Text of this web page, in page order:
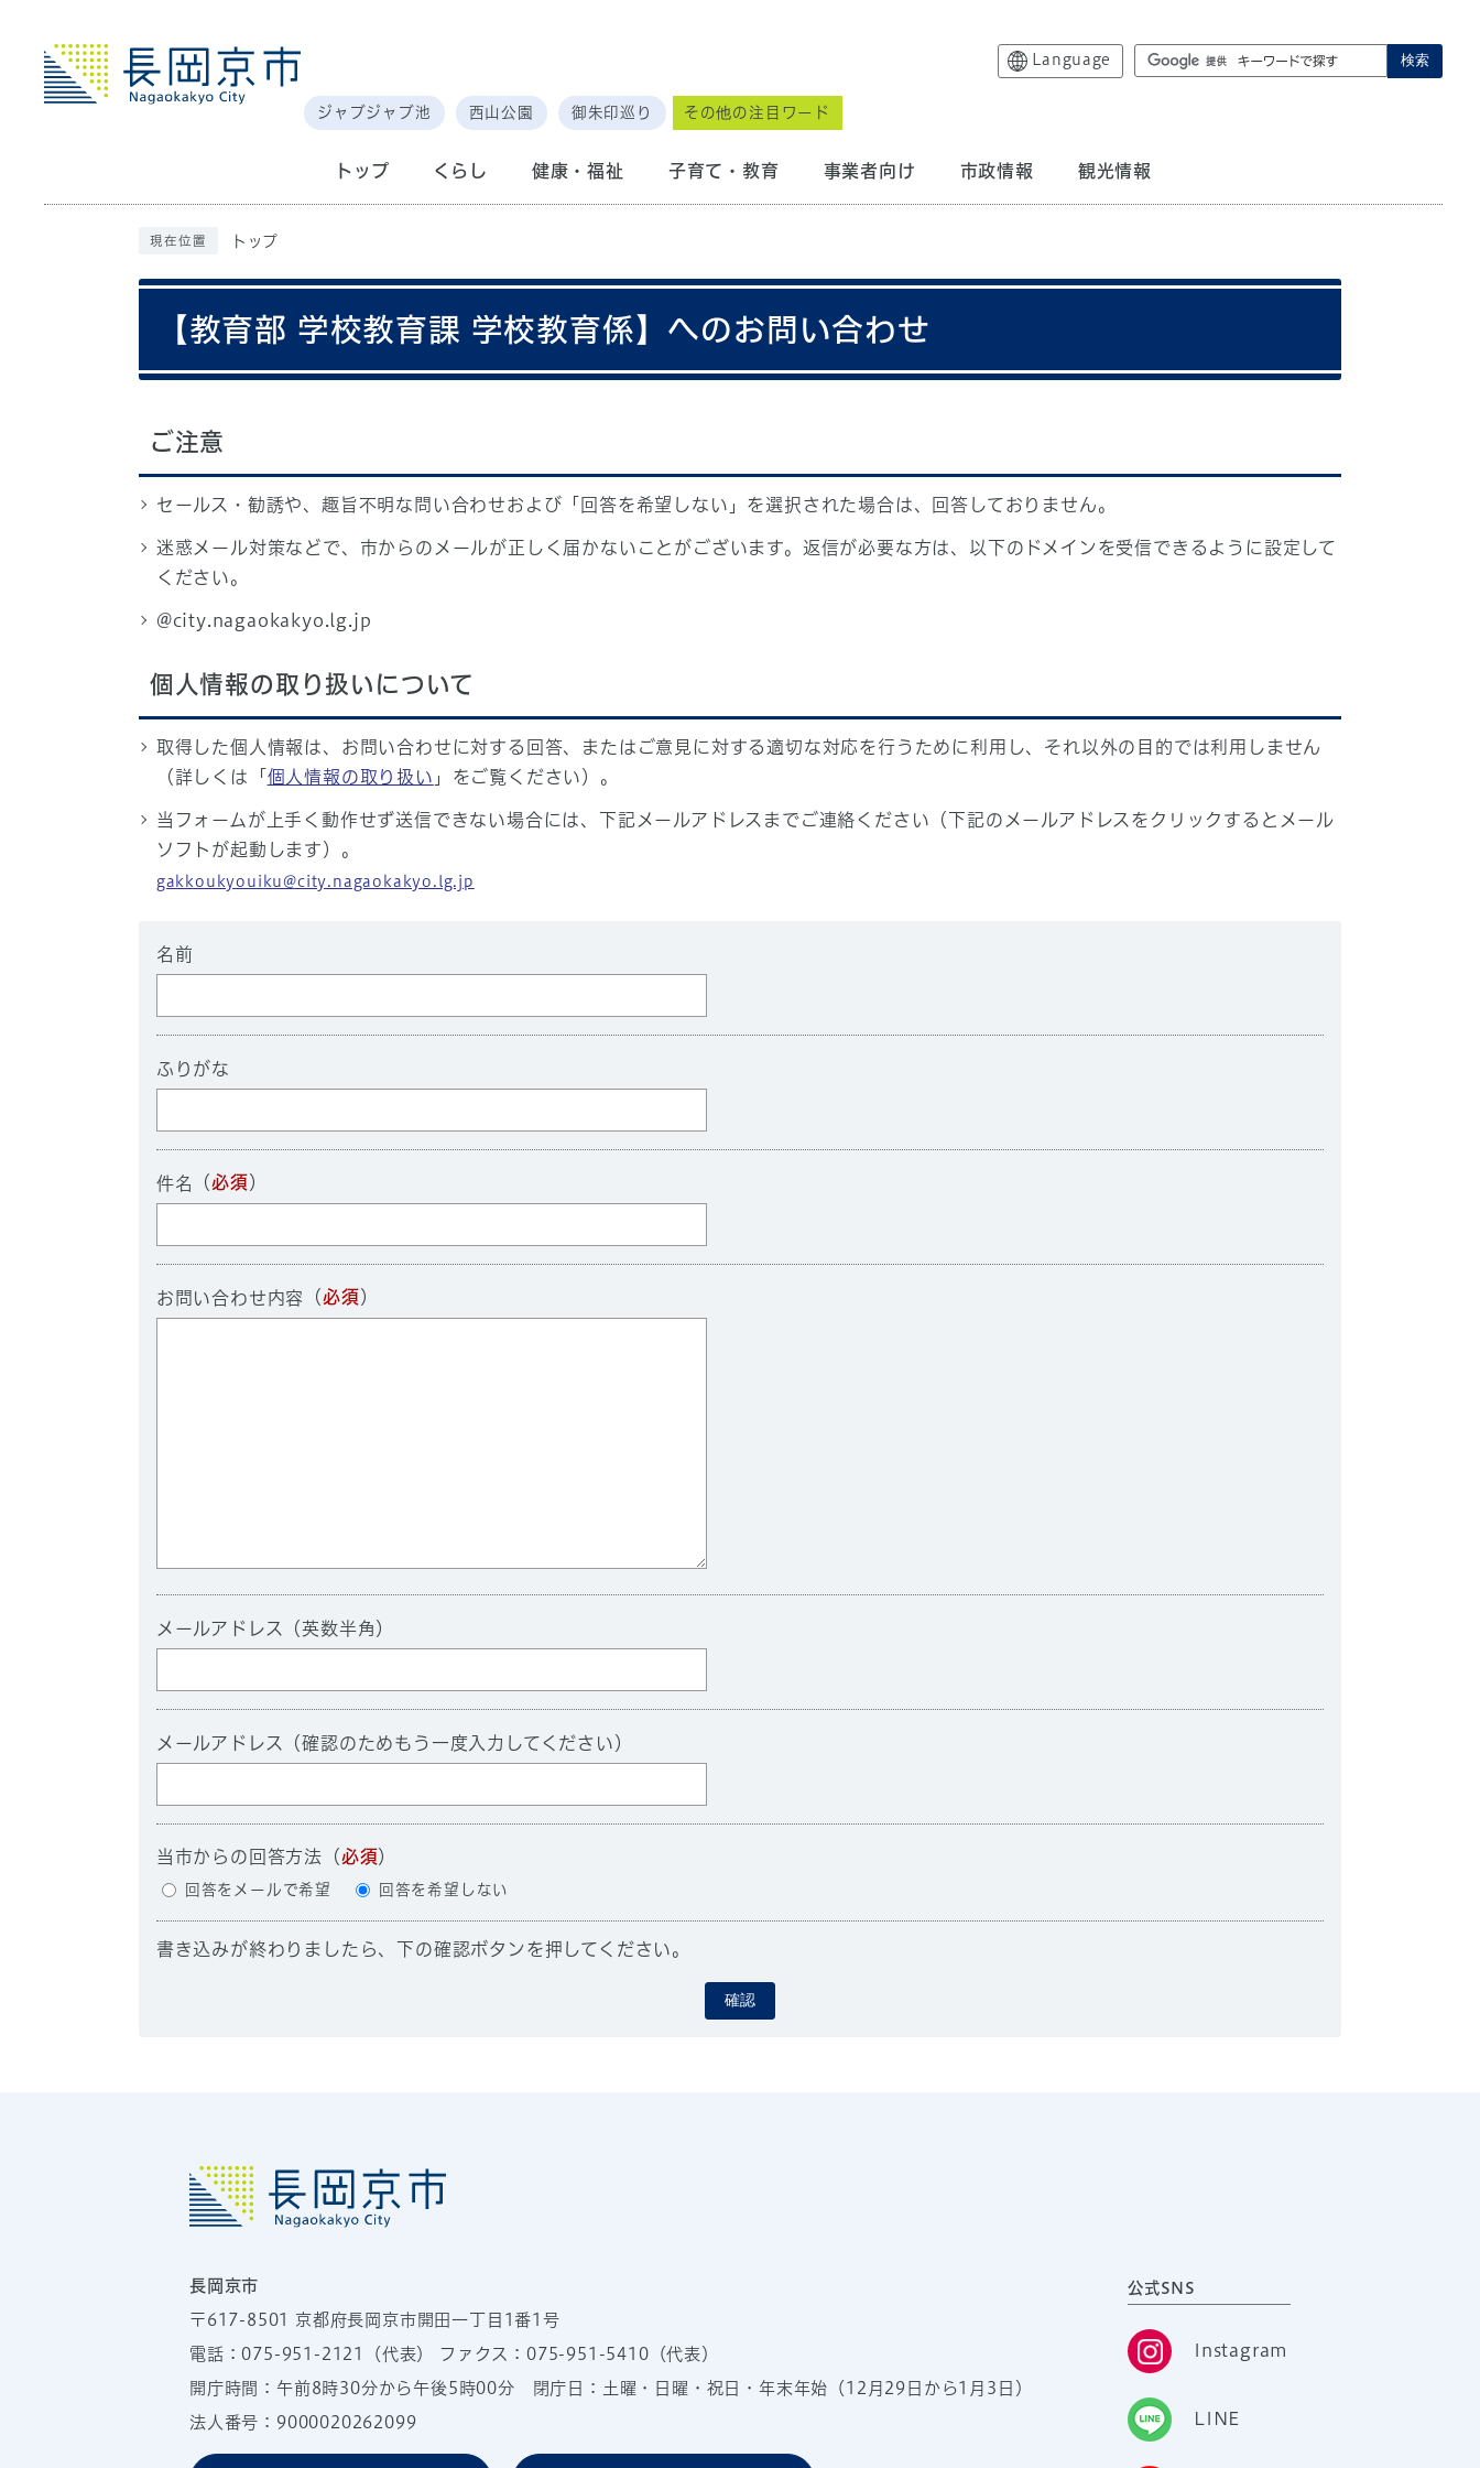
Language 検索
ジャブジャブ池 西山公園 御朱印巡り その他の注目ワード
トップ くらし 健康・福祉 子育て・教育 事業者向け 市政情報 観光情報
現在位置 トップ
【教育部 学校教育課 学校教育係】へのお問い合わせ
ご注意
セールス・勧誘や、趣旨不明な問い合わせおよび「回答を希望しない」を選択された場合は、回答しておりません。
迷惑メール対策などで、市からのメールが正しく届かないことがございます。返信が必要な方は、以下のドメインを受信できるように設定して
ください。
@city.nagaokakyo.lg.jp
個人情報の取り扱いについて
取得した個人情報は、お問い合わせに対する回答、またはご意見に対する適切な対応を行うために利用し、それ以外の目的では利用しません
（詳しくは「 個人情報の取り扱い 」をご覧ください）。
当フォームが上手く動作せず送信できない場合には、下記メールアドレスまでご連絡ください（下記のメールアドレスをクリックするとメール
ソフトが起動します）。
gakkoukyouiku@city.nagaokakyo.lg.jp
名前
ふりがな
件名 （必須 ）
お問い合わせ内容 （必須 ）
メールアドレス（英数半角）
メールアドレス（確認のためもう一度入力してください）
当市からの回答方法 （必須）
回答をメールで希望 回答を希望しない
書き込みが終わりましたら、下の確認ボタンを押してください。
確認
長岡京市
〒617-8501 京都府長岡京市開田一丁目1番1号
電話：075-951-2121 （代表） ファクス：075-951-5410（代表）
開庁時間：午前8時30分から午後5時00分 閉庁日：土曜・日曜・祝日・年末年始（12月29日から1月3日）
法人番号：9000020262099
公式SNS
Instagram
LINE